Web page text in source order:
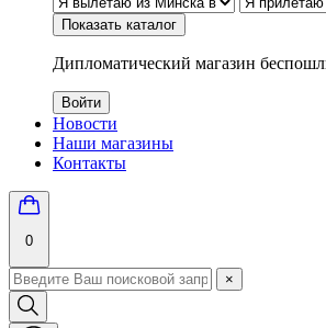
Показать каталог
Дипломатический магазин
Войти
Новости
Наши магазины
Контакты
0
×